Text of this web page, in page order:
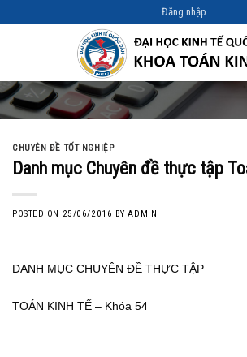
to
Đăng nhập
CHUYÊN ĐỀ TỐT NGHIỆP
Danh mục Chuyên đề thực tập
POSTED ON 25/06/2016 BYADMIN
DANH MỤC CHUYÊN ĐỀ THỰC TẬP
TOÁN KINH TẾ – Khóa 54